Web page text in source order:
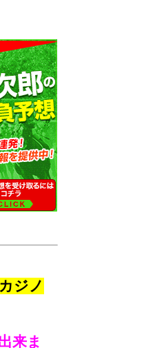
ジノ
来ま